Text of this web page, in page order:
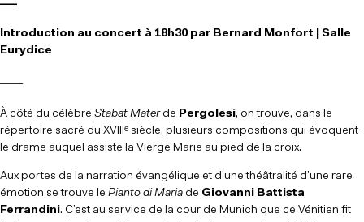
Introduction au concert à 18h30 par Bernard Monfort | Salle
Eurydice
À côté du célèbre Stabat Materde Pergolesi, on trouve, dans le
répertoire sacré du XVIIIᵉ siècle, plusieurs compositions qui évoquent
le drame auquel assiste la Vierge Marie au pied de la croix.
Aux portes de la narration évangélique et d’une théâtralité d’une rare
émotion se trouve le Pianto di Maria de Giovanni Battista
Ferrandini. C’est au service de la cour de Munich que ce Vénitien fit